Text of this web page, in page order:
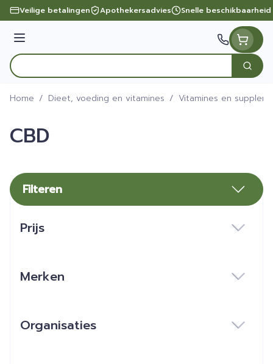
Ga naar de inhoud
Veilige betalingen Apothekersadvies Snelle beschikbaarheid
Menu
Product, merk, categorie...
Zoek
Home / Dieet, voeding en vitamines / Vitamines en
CBD
Filteren
Prijs
Merken
Organisaties